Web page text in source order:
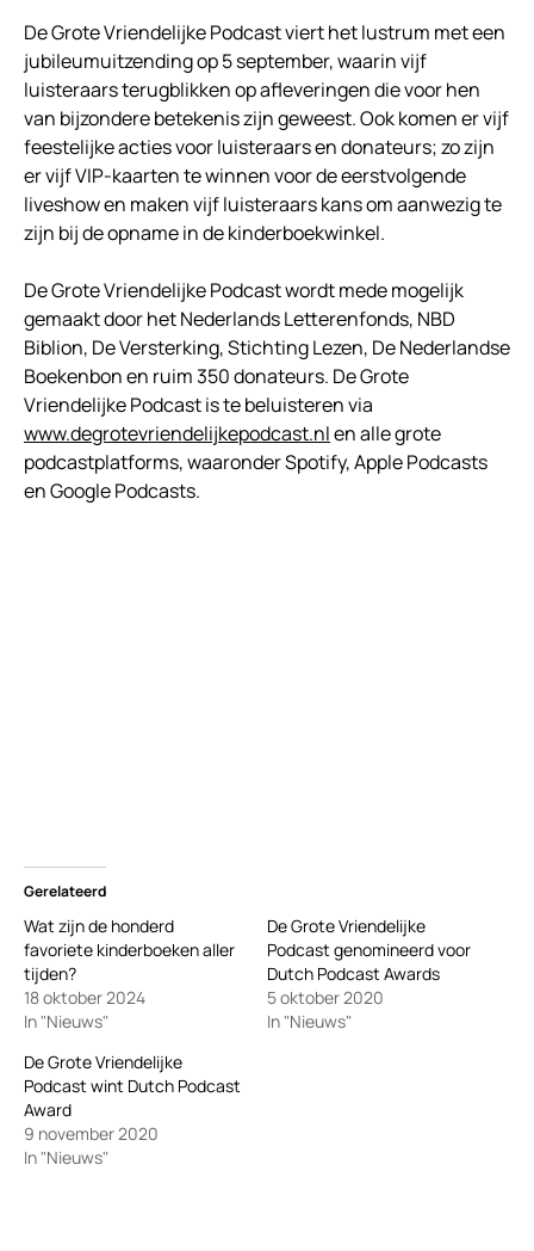
De Grote Vriendelijke Podcast viert het lustrum met een
jubileumuitzending op 5 september, waarin vijf
luisteraars terugblikken op afleveringen die voor hen
van bijzondere betekenis zijn geweest. Ook komen er vijf
feestelijke acties voor luisteraars en donateurs; zo zijn
er vijf VIP-kaarten te winnen voor de eerstvolgende
liveshow en maken vijf luisteraars kans om aanwezig te
zijn bij de opname in de kinderboekwinkel.
De Grote Vriendelijke Podcast wordt mede mogelijk
gemaakt door het Nederlands Letterenfonds, NBD
Biblion, De Versterking, Stichting Lezen, De Nederlandse
Boekenbon en ruim 350 donateurs. De Grote
Vriendelijke Podcast is te beluisteren via
www.degrotevriendelijkepodcast.nlen alle grote
podcastplatforms, waaronder Spotify, Apple Podcasts
en Google Podcasts.
Gerelateerd
Wat zijn de honderd
favoriete kinderboeken aller
tijden?
18 oktober 2024
In "Nieuws"
De Grote Vriendelijke
Podcast genomineerd voor
Dutch Podcast Awards
5 oktober 2020
In "Nieuws"
De Grote Vriendelijke
Podcast wint Dutch Podcast
Award
9 november 2020
In "Nieuws"